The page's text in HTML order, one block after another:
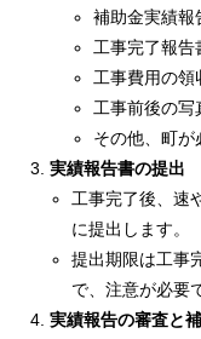
補助金実績報
工事完了報告
工事費用の領
工事前後の写
その他、町が
実績報告書の提出
工事完了後、速
に提出します。
提出期限は工事
で、注意が必要
実績報告の審査と